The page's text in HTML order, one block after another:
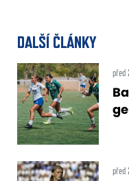
DALŠÍ ČLÁNKY
před
před